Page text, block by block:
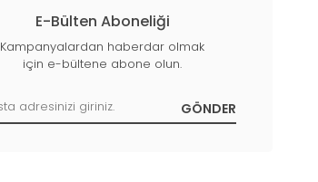
E-Bülten Aboneliği
Kampanyalardan haberdar olmak
için e-bültene abone olun.